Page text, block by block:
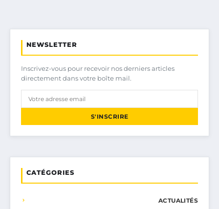
NEWSLETTER
Inscrivez-vous pour recevoir nos derniers articles
directement dans votre boîte mail.
S'INSCRIRE
CATÉGORIES
ACTUALITÉS